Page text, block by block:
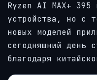
Ryzen AI MAX+ 395
устройства, но с
новых моделей
сегодняшний день
благодаря